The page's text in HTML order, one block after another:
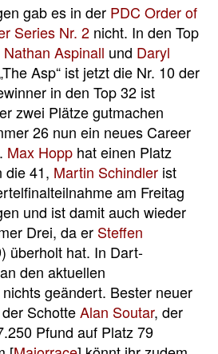
gab es in der PDC Order of
Series Nr. 2 nicht. In den Top
Nathan Aspinall und Daryl
Asp“ ist jetzt die Nr. 10 der
in den Top 32 ist
zwei Plätze gutmachen
26 nun ein neues Career
Max Hopp hat einen Platz
die 41, Martin Schindler ist
am Freitag
und ist damit auch wieder
Drei, da er Steffen
überholt hat. In Dart-
den aktuellen
geändert. Bester neuer
SchotteAlan Soutar, der
Pfund auf Platz 79